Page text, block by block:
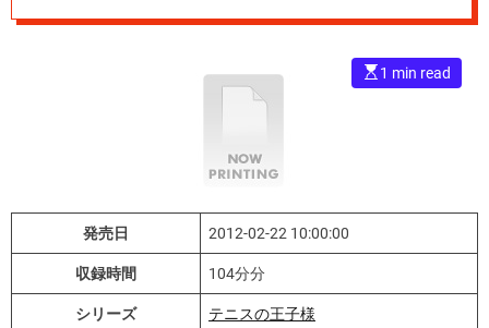
E
s
d
m
1 min read
発売日 2012-02-22 10:00:00
収録時間 104分分
シリーズ テニスの王子様